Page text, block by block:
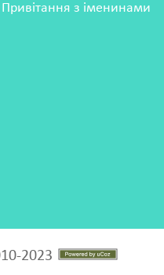
Привітання з іменинами
2023